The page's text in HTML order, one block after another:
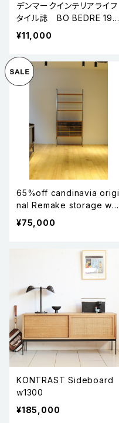
デンマークインテリアライフ
タイル誌 BO BEDRE 199
9年 コンプリート12冊
¥11,000
65%off candinavia origi
nal Remake storage w4
SALE
¥75,000
KONTRAST Sideboard
w1300
¥185,000